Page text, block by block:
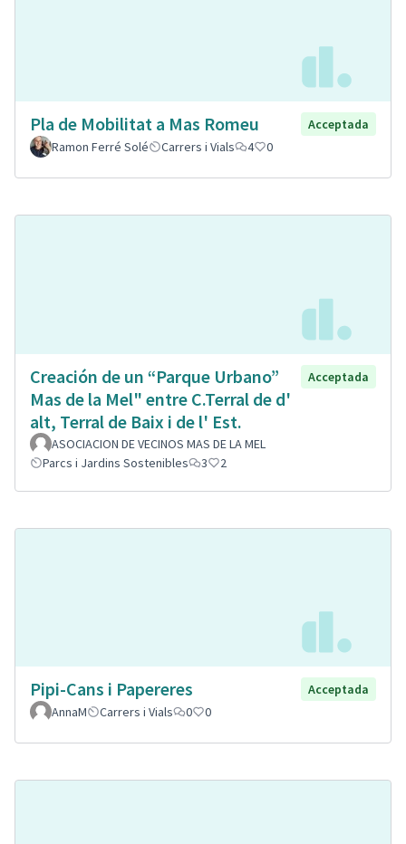
Pla de Mobilitat a Mas Romeu
Acceptada
Ramon Ferré Solé
Carrers i Vials 4 0
Creación de un “Parque Urbano”
Mas de la Mel" entre C.Terral de d'
alt, Terral de Baix i de l' Est.
Acceptada
ASOCIACION DE VECINOS MAS DE LA MEL
Parcs i Jardins Sostenibles
3 2
Pipi-Cans i Papereres
Acceptada
AnnaM
Carrers i Vials 0 0